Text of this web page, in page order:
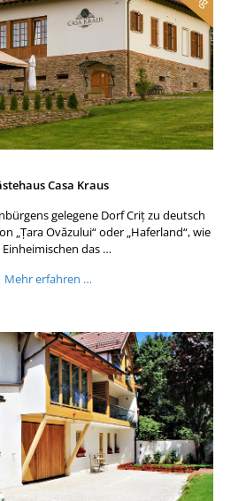
Casa Kraus
gelegene Dorf Criț zu deutsch
„Țara Ovăzului“ oder „Haferland“, wie
Einheimischen das …
Mehr erfahren …